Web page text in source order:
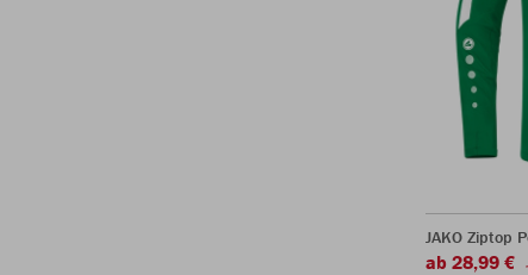
JAKO Ziptop
ab 28,99 €